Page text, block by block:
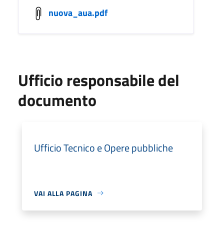
nuova_aua.pdf
Ufficio responsabile del
documento
Ufficio Tecnico e Opere pubbliche
VAI ALLA PAGINA